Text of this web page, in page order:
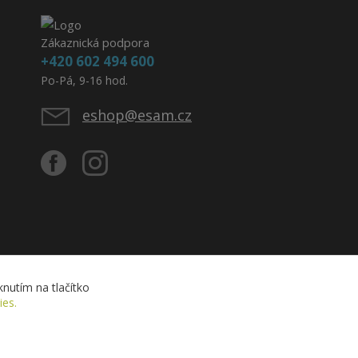
Zákaznická podpora
+420 602 494 600
Po-Pá, 9-16 hod.
eshop@esam.cz
na tlačítko